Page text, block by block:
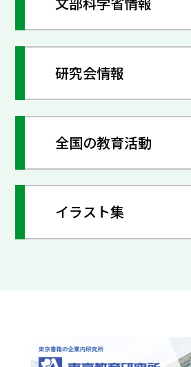
研究会情報
全国の教育活動
イラスト集